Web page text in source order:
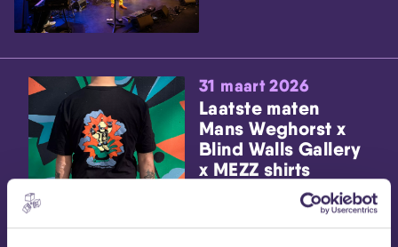
31 maart 2026
Laatste maten
Mans Weghorst x
Blind Walls Gallery
x MEZZ shirts